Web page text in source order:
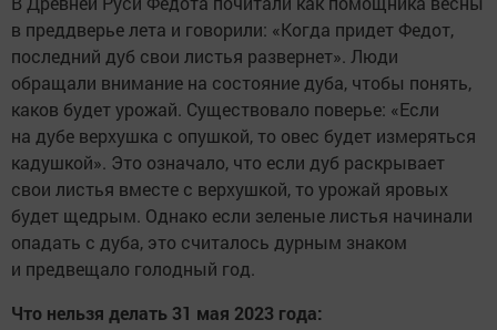
в преддверье лета и говорили: «Когда придет Федот,
последний дуб свои листья развернет». Люди
обращали внимание на состояние дуба, чтобы понять,
каков будет урожай. Существовало поверье: «Если
на дубе верхушка с опушкой, то овес будет измеряться
кадушкой». Это означало, что если дуб раскрывает
свои листья вместе с верхушкой, то урожай яровых
будет щедрым. Однако если зеленые листья начинали
опадать с дуба, это считалось дурным знаком
и предвещало голодный год.
Что нельзя делать 31 мая 2023 года: